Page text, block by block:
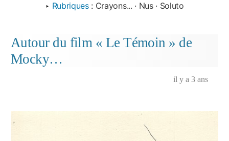
‣ Rubriques : Crayons... · Nus· Soluto
Autour du film « Le Témoin » de
Mocky…
il y a 3 ans